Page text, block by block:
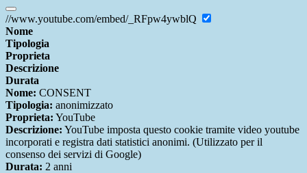
//www.youtube.com/embed/_RFpw4ywblQ
Nome
Tipologia
Proprieta
Descrizione
Durata
Nome: CONSENT
Tipologia: anonimizzato
Proprieta: YouTube
Descrizione: YouTube imposta questo cookie tramite video youtube
incorporati e registra dati statistici anonimi. (Utilizzato per il
consenso dei servizi di Google)
Durata: 2 anni